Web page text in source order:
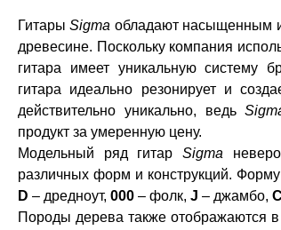
ГитарыSigma обладают насыщенным и
древесине. Поскольку компания
гитара имеет уникальную систему
гитара идеально резонирует и
действительно уникально, ведь
продукт за умеренную цену.
Модельный ряд гитарSigma
различных форм и конструкций. Форму
D – дредноут, 000 – фолк, J – джамбо, C
Породы дерева также отображаются